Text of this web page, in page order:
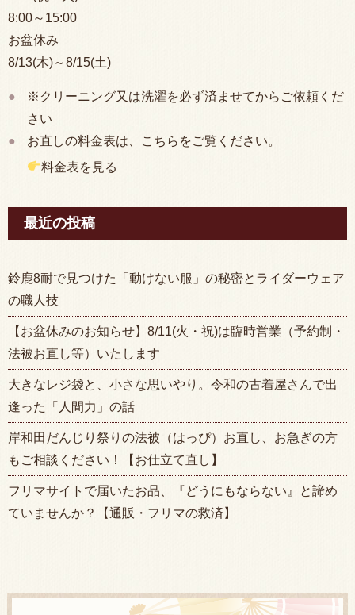
8:00～15:00
お盆休み
8/13(木)～8/15(土)
※クリーニング又は洗濯を必ず済ませてからご依頼くだ
さい
お直しの料金表は、こちらをご覧ください。
料金表を見る
最近の投稿
鈴鹿8耐で見つけた「動けない服」の秘密とライダーウェア
の職人技
【お盆休みのお知らせ】8/11(火・祝)は臨時営業（予約制・
法被お直し等）いたします
大きなレジ袋と、小さな思いやり。令和の古着屋さんで出
逢った「人間力」の話
岸和田だんじり祭りの法被（はっぴ）お直し、お急ぎの方
もご相談ください！【お仕立て直し】
フリマサイトで届いたお品、『どうにもならない』と諦め
ていませんか？【通販・フリマの救済】